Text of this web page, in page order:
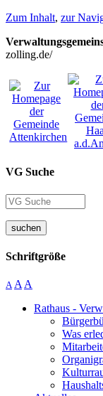
Zum Inhalt, zur
zolling.de/
VG Suche
suchen
Schriftgröße
A A A
Rathaus -
Was